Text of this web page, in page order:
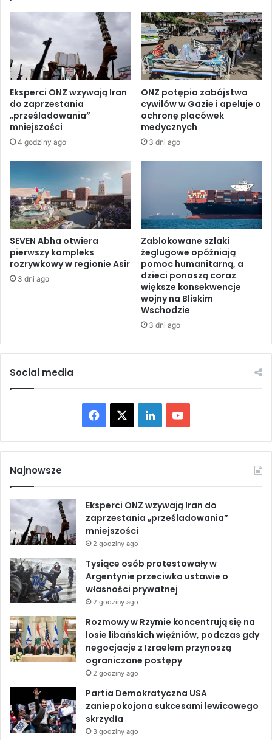
z
a
p
r
o
s
e
n
a
d
l
a
i
z
r
a
c
f
i
b
r
o
e
n
o
w
y
c
h
n
a
t
a
r
g
i
e
l
m
B
z
e
g
u
a
e
s
t
y
ń
s
k
i
y
y
s
a
j
ą
Eksperci ONZ wzywają Iran
do zaprzestania
„prześladowania”
mniejszości
4 godziny ago
ONZ potępia zabójstwa
cywilów w Gazie i apeluje o
ochronę placówek
medycznych
3 dni ago
SEVEN Abha otwiera
pierwszy kompleks
rozrywkowy w regionie Asir
3 dni ago
Zablokowane szlaki
żeglugowe opóźniają
pomoc humanitarną, a
dzieci ponoszą coraz
większe konsekwencje
wojny na Bliskim
Wschodzie
3 dni ago
Social media
a
e
b
o
o
k
L
i
k
e
I
n
o
T
u
e
Najnowsze
Eksperci ONZ wzywają Iran do
zaprzestania „prześladowania”
mniejszości
2 godziny ago
Tysiące osób protestowały w
Argentynie przeciwko ustawie o
własności prywatnej
2 godziny ago
Rozmowy w Rzymie koncentrują się na
losie libańskich więźniów, podczas gdy
negocjacje z Izraelem przynoszą
ograniczone postępy
2 godziny ago
Partia Demokratyczna USA
zaniepokojona sukcesami lewicowego
skrzydła
3 godziny ago